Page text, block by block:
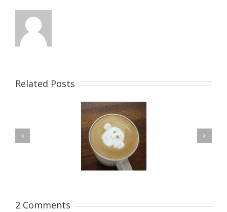
Related Posts
Eleifend Eget Interdum
2 Comments